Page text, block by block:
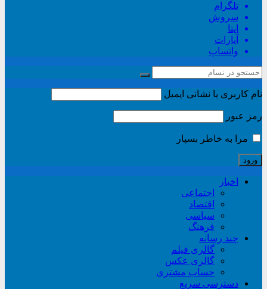
تلگرام
سروش
ایتا
آپارات
واتساپ
نام کاربری یا نشانی ایمیل
رمز عبور
مرا به خاطر بسپار
اخبار
اجتماعی
اقتصاد
سیاسی
فرهنگ
چند رسانه
گالری فیلم
گالری عکس
حساب مشتری
دسترسی سریع